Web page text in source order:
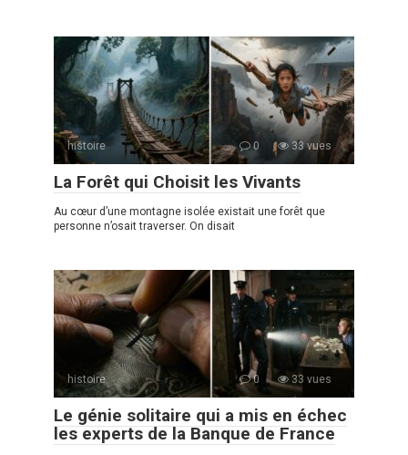
histoire 0 33 vues
La Forêt qui Choisit les Vivants
Au cœur d’une montagne isolée existait une forêt que
personne n’osait traverser. On disait
histoire 0 33 vues
Le génie solitaire qui a mis en échec
les experts de la Banque de France